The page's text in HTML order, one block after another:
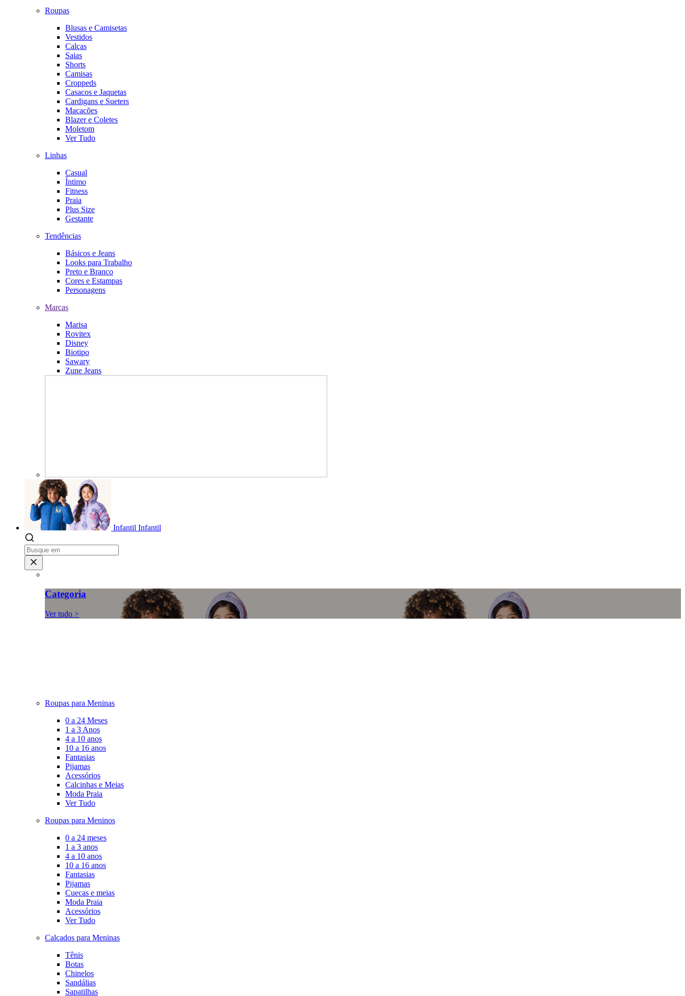
Roupas
Blusas e Camisetas
Vestidos
Calças
Saias
Shorts
Camisas
Croppeds
Casacos e Jaquetas
Cardigans e Sueters
Macacões
Blazer e Coletes
Moletom
Ver Tudo
Linhas
Casual
Íntimo
Fitness
Praia
Plus Size
Gestante
Tendências
Básicos e Jeans
Looks para Trabalho
Preto e Branco
Cores e Estampas
Personagens
Marcas
Marisa
Rovitex
Disney
Biotipo
Sawary
Zune Jeans
Infantil Infantil
Categoria
Ver tudo >
Roupas para Meninas
0 a 24 Meses
1 a 3 Anos
4 a 10 anos
10 a 16 anos
Fantasias
Pijamas
Acessórios
Calcinhas e Meias
Moda Praia
Ver Tudo
Roupas para Meninos
0 a 24 meses
1 a 3 anos
4 a 10 anos
10 a 16 anos
Fantasias
Pijamas
Cuecas e meias
Moda Praia
Acessórios
Ver Tudo
Calçados para Meninas
Tênis
Botas
Chinelos
Sandálias
Sapatilhas